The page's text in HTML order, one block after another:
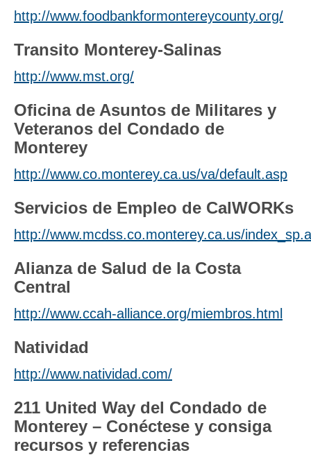
http://www.foodbankformontereycounty.org/
Transito Monterey-Salinas
http://www.mst.org/
Oficina de Asuntos de Militares y
Veteranos del Condado de
Monterey
http://www.co.monterey.ca.us/va/default.asp
Servicios de Empleo de CalWORKs
http://www.mcdss.co.monterey.ca.us/
Alianza de Salud de la Costa
Central
http://www.ccah-alliance.org/miembros.html
Natividad
http://www.natividad.com/
211 United Way del Condado de
Monterey – Conéctese y consiga
recursos y referencias